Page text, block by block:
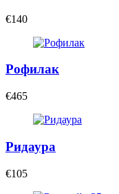
€140
Рофилак
€465
Ридаура
€105